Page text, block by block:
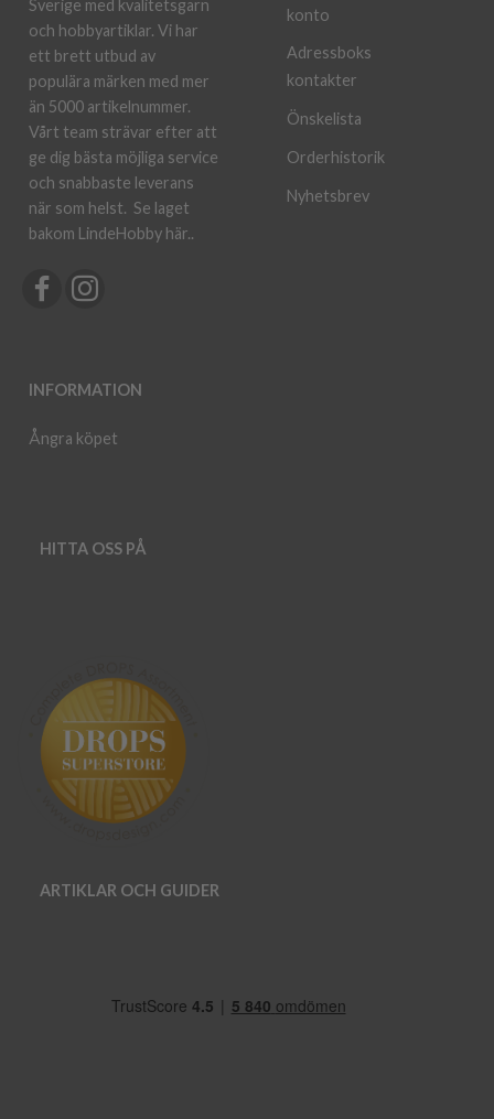
Sverige med kvalitetsgarn
och hobbyartiklar. Vi har
ett brett utbud av
populära märken med mer
än 5000 artikelnummer.
Vårt team strävar efter att
ge dig bästa möjliga service
och snabbaste leverans
när som helst. Se laget
bakom LindeHobby här..
INFORMATION
Ångra köpet
konto
Adressboks
kontakter
Önskelista
Orderhistorik
Nyhetsbrev
HITTA OSS PÅ
ARTIKLAR OCH GUIDER